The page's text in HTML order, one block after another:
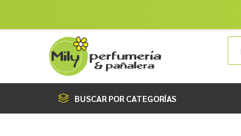
BUSCAR POR CATEGORÍAS